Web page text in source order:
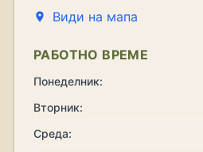
Види на мапа
РАБОТНО ВРЕМЕ
Понеделник:
Вторник:
Среда: